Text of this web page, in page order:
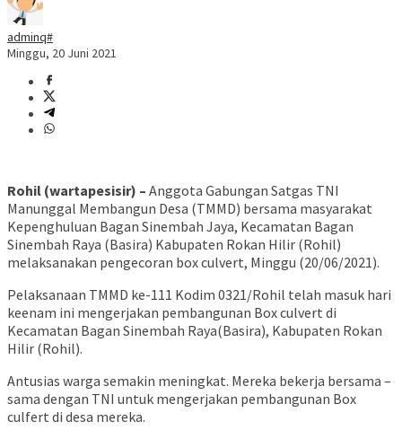
adminq#
Minggu, 20 Juni 2021
Rohil (wartapesisir) – Anggota Gabungan Satgas TNI
Manunggal Membangun Desa (TMMD) bersama masyarakat
Kepenghuluan Bagan Sinembah Jaya, Kecamatan Bagan
Sinembah Raya (Basira) Kabupaten Rokan Hilir (Rohil)
melaksanakan pengecoran box culvert, Minggu (20/06/2021).
Pelaksanaan TMMD ke-111 Kodim 0321/Rohil telah masuk hari
keenam ini mengerjakan pembangunan Box culvert di
Kecamatan Bagan Sinembah Raya(Basira), Kabupaten Rokan
Hilir (Rohil).
Antusias warga semakin meningkat. Mereka bekerja bersama –
sama dengan TNI untuk mengerjakan pembangunan Box
culfert di desa mereka.